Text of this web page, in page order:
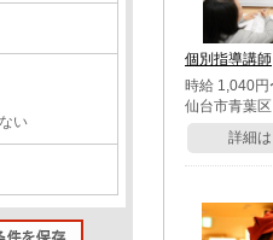
い
個別指導講師
時給 1,040円
仙台市青葉区
詳細